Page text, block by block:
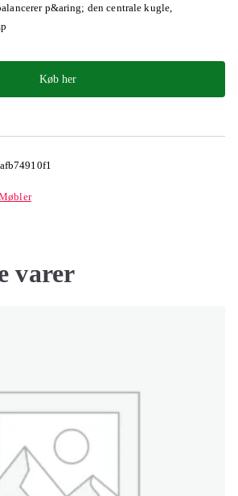
p&aring; den centrale kugle,
Køb her
varer